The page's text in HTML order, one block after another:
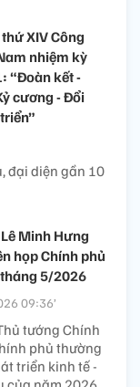
XIV Công
nhiệm kỳ
“Đoàn kết -
cương - Đổi
đại diện gần 10
Minh Hưng
họp Chính phủ
5/2026
09:36’
tướng Chính
phủ thường
triển kinh tế -